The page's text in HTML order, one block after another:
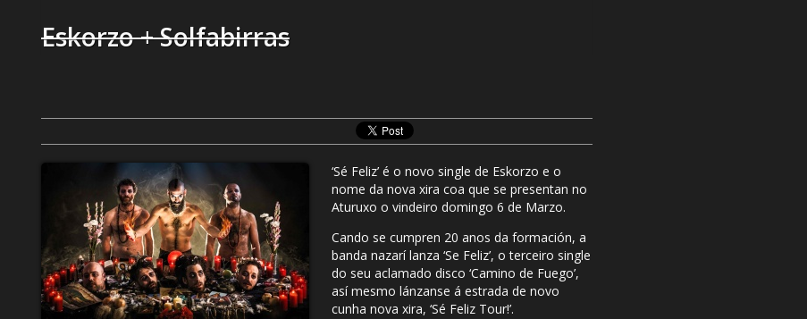
Eskorzo + Solfabirras
‘Sé Feliz’ é o novo single de Eskorzo e o
nome da nova xira coa que se presentan no
Aturuxo o vindeiro domingo 6 de Marzo.
Cando se cumpren 20 anos da formación, a
banda nazarí lanza ‘Se Feliz’, o terceiro single
do seu aclamado disco ‘Camino de Fuego’,
así mesmo lánzanse á estrada de novo
cunha nova xira, ‘Sé Feliz Tour!’.